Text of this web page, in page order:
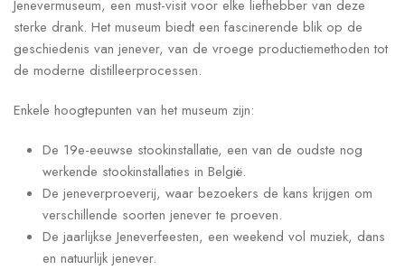
Jenevermuseum, een must-visit voor elke liefhebber van deze
sterke drank. Het museum biedt een fascinerende blik op de
geschiedenis van jenever, van de vroege productiemethoden tot
de moderne distilleerprocessen.
Enkele hoogtepunten van het museum zijn:
De 19e-eeuwse stookinstallatie, een van de oudste nog
werkende stookinstallaties in België.
De jeneverproeverij, waar bezoekers de kans krijgen om
verschillende soorten jenever te proeven.
De jaarlijkse Jeneverfeesten, een weekend vol muziek, dans
en natuurlijk jenever.